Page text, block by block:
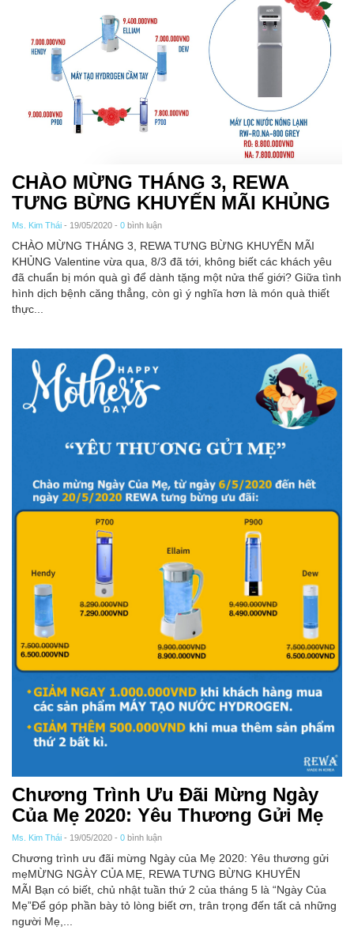
CHÀO MỪNG THÁNG 3, REWA
TƯNG BỪNG KHUYẾN MÃI KHỦNG
Ms. Kim Thái - 19/05/2020 - 0 bình luận
CHÀO MỪNG THÁNG 3, REWA TƯNG BỪNG KHUYẾN MÃI
KHỦNG Valentine vừa qua, 8/3 đã tới, không biết các khách yêu
đã chuẩn bị món quà gì để dành tặng một nửa thế giới? Giữa tình
hình dịch bệnh căng thẳng, còn gì ý nghĩa hơn là món quà thiết
thực...
Chương Trình Ưu Đãi Mừng Ngày
Của Mẹ 2020: Yêu Thương Gửi Mẹ
Ms. Kim Thái - 19/05/2020 - 0 bình luận
Chương trình ưu đãi mừng Ngày của Mẹ 2020: Yêu thương gửi
mẹMỪNG NGÀY CỦA MẸ, REWA TƯNG BỪNG KHUYẾN
MÃI Bạn có biết, chủ nhật tuần thứ 2 của tháng 5 là “Ngày Của
Mẹ”Để góp phần bày tỏ lòng biết ơn, trân trọng đến tất cả những
người Mẹ,...